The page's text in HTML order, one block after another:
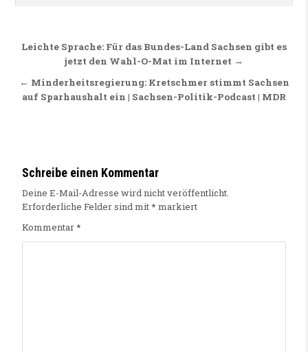
Beitragsnavigation
Leichte Sprache: Für das Bundes-Land Sachsen gibt es
jetzt den Wahl-O-Mat im Internet →
← Minderheitsregierung: Kretschmer stimmt Sachsen
auf Sparhaushalt ein | Sachsen-Politik-Podcast | MDR
Schreibe einen Kommentar
Deine E-Mail-Adresse wird nicht veröffentlicht.
Erforderliche Felder sind mit* markiert
Kommentar*